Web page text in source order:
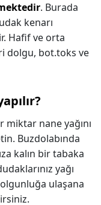
. Burada
kenarı
Hafif ve orta
dolgu, bot.toks ve
miktar nane yağını
Buzdolabında
kalın bir tabaka
yağı
ulaşana